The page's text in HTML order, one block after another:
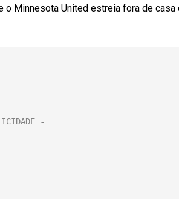
Minnesota United estreia fora de casa